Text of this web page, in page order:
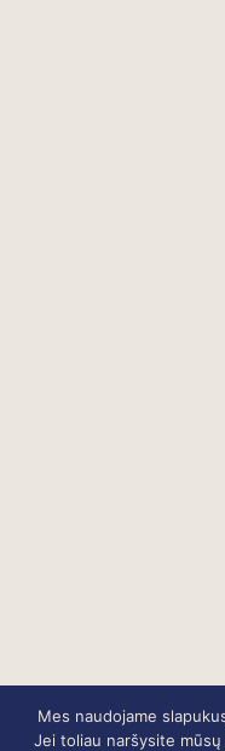
Mes naudojame
Jei toliau naršysite